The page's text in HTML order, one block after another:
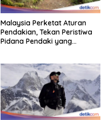
Malaysia Perketat Aturan
Pendakian, Tekan Peristiwa
Pidana Pendaki yang